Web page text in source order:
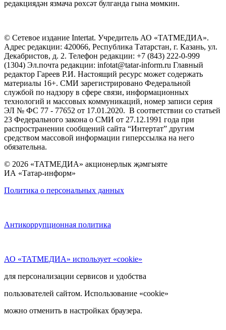
редакциядән язмача рөхсәт булганда гына мөмкин.
© Сетевое издание Intertat. Учредитель АО «ТАТМЕДИА».
Адрес редакции: 420066, Республика Татарстан, г. Казань, ул.
Декабристов, д. 2. Телефон редакции: +7 (843) 222-0-999
(1304) Эл.почта редакции: infotat@tatar-inform.ru Главный
редактор Гареев Р.И. Настоящий ресурс может содержать
материалы 16+. СМИ зарегистрировано Федеральной
службой по надзору в сфере связи, информационных
технологий и массовых коммуникаций, номер записи серия
ЭЛ № ФС 77 - 77652 от 17.01.2020. В соответствии со статьей
23 Федерального закона о СМИ от 27.12.1991 года при
распространении сообщений сайта “Интертат” другим
средством массовой информации гиперссылка на него
обязательна.
© 2026 «ТАТМЕДИА» акционерлык җәмгыяте
ИА «Татар-информ»
Политика о персональных данных
Антикоррупционная политика
АО «ТАТМЕДИА» использует «cookie»
для персонализации сервисов и удобства
пользователей сайтом. Использование «cookie»
можно отменить в настройках браузера.